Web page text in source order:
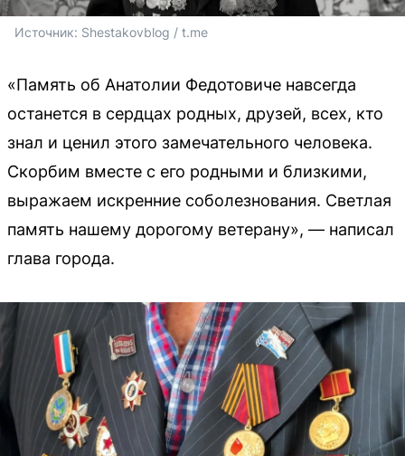
Источник: Shestakovblog / t.me
«Память об Анатолии Федотовиче навсегда
останется в сердцах родных, друзей, всех, кто
знал и ценил этого замечательного человека.
Скорбим вместе с его родными и близкими,
выражаем искренние соболезнования. Светлая
память нашему дорогому ветерану», — написал
глава города.